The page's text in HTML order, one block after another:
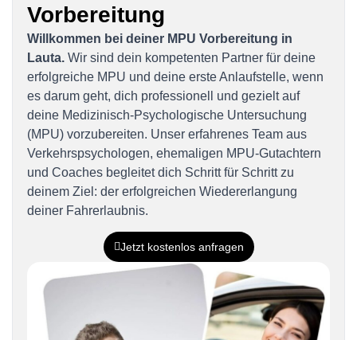
Vorbereitung
Willkommen bei deiner MPU Vorbereitung in
Lauta. Wir sind dein kompetenten Partner für deine
erfolgreiche MPU und deine erste Anlaufstelle, wenn
es darum geht, dich professionell und gezielt auf
deine Medizinisch-Psychologische Untersuchung
(MPU) vorzubereiten. Unser erfahrenes Team aus
Verkehrspsychologen, ehemaligen MPU-Gutachtern
und Coaches begleitet dich Schritt für Schritt zu
deinem Ziel: der erfolgreichen Wiedererlangung
deiner Fahrerlaubnis.
Jetzt kostenlos anfragen